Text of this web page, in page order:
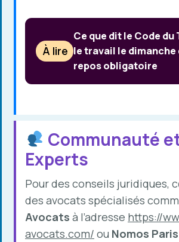
À lire
Ce que dit le Code du
le travail le dimanche
repos obligatoire
Communauté
Experts
Pour des conseils juridiques,
des avocats spécialisés
Avocats à l’adresse https://
avocats.com/ ou Nomos Paris